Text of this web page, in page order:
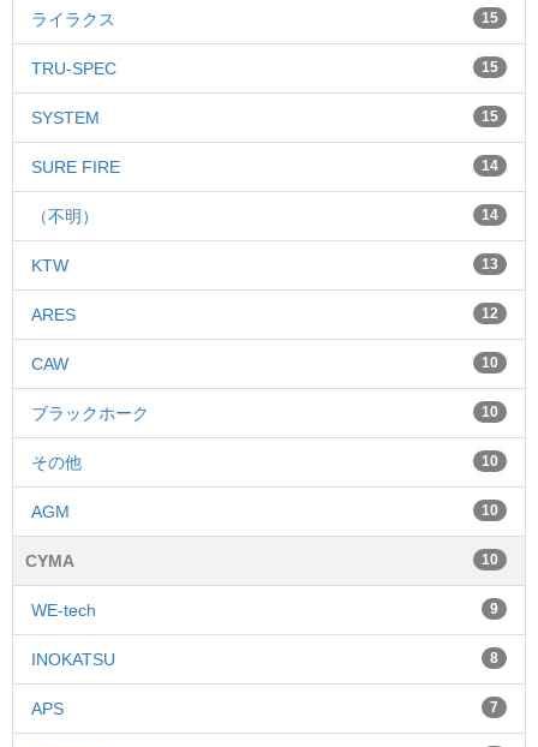
ライラクス 15
TRU-SPEC 15
SYSTEM 15
SURE FIRE 14
（不明） 14
KTW 13
ARES 12
CAW 10
ブラックホーク 10
その他 10
AGM 10
CYMA 10
WE-tech 9
INOKATSU 8
APS 7